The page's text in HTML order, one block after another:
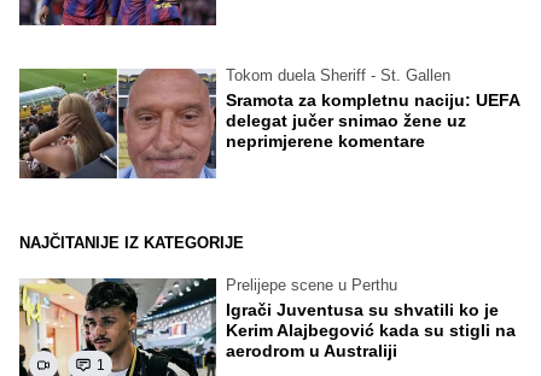
Tokom duela Sheriff - St. Gallen
Sramota za kompletnu naciju: UEFA
delegat jučer snimao žene uz
neprimjerene komentare
NAJČITANIJE IZ KATEGORIJE
1
Prelijepe scene u Perthu
Igrači Juventusa su shvatili ko je
Kerim Alajbegović kada su stigli na
aerodrom u Australiji